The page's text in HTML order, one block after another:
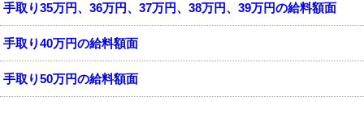
手取り35万円、36万円、37万円、38万円、39万円の給料額面
手取り40万円の給料額面
手取り50万円の給料額面